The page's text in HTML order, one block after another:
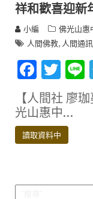
祥和歡喜迎
小編 佛光山惠
人間佛教, 人間通
F
ac
e
b
o
k
T
w
it
te
r
【人間社 廖
光山惠中…
讀取資料中